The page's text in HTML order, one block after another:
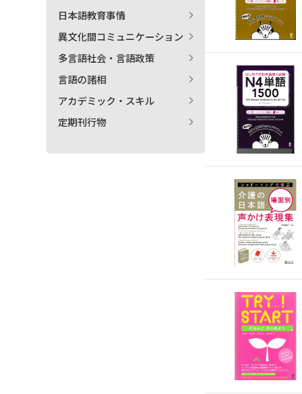
日本語教育事情
異文化間コミュニケーション
多言語社会・言語政策
言語の諸相
アカデミック・スキル
定期刊行物